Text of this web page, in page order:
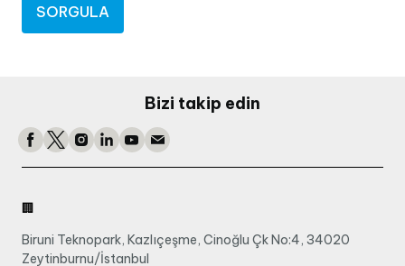
SORGULA
Bizi takip edin
🏢
Biruni Teknopark, Kazlıçeşme, Cinoğlu Çk No:4, 34020
Zeytinburnu/İstanbul